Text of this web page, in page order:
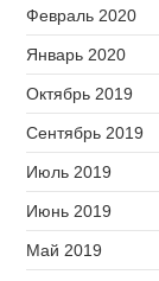
Февраль 2020
Январь 2020
Октябрь 2019
Сентябрь 2019
Июль 2019
Июнь 2019
Май 2019